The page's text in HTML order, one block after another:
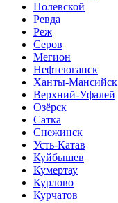
Полевской
Ревда
Реж
Серов
Мегион
Нефтеюганск
Ханты-Мансийск
Верхний-Уфалей
Озёрск
Сатка
Снежинск
Усть-Катав
Куйбышев
Кумертау
Курлово
Курчатов